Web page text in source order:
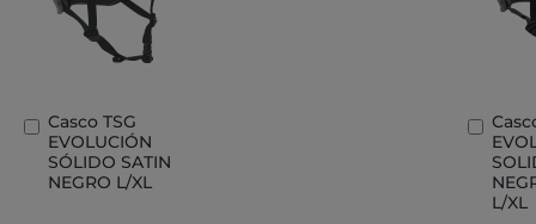
Casco TSG
EVOLUCIÓN
SÓLIDO SATIN
NEGRO L/XL
Añadir
al
carrito
L/XL
al